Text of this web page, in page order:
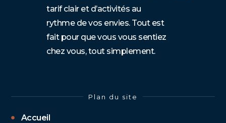
tarif clair et d’activités au
rythme de vos envies. Tout est
fait pour que vous vous sentiez
chez vous, tout simplement.
Plan du site
Accueil